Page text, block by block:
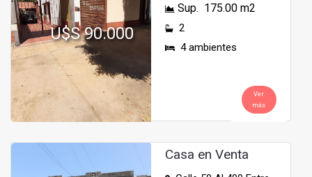
U$S 90.000
Sup. 175.00 m2
2
4 ambientes
Ver
más
Casa en Venta